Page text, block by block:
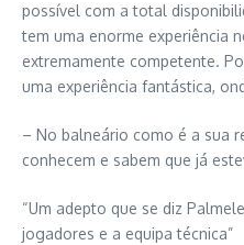
possível com a total
tem uma enorme experiência
extremamente competente.
uma experiência fantástica,
– No balneário como é a sua
conhecem e sabem que já
“Um adepto que se diz
jogadores e a equipa técnica”